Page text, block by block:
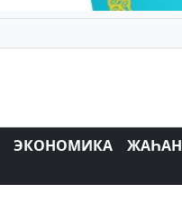
ЭКОНОМИКА ЖАҺАН